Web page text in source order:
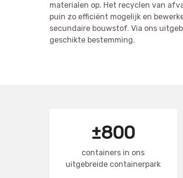
materialen op. Het recyclen van
puin zo efficiënt mogelijk en
secundaire bouwstof. Via ons
geschikte bestemming.
±800
containers in ons
uitgebreide containerpark